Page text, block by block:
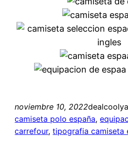
noviembre 10, 2022dealcoolya
camiseta polo españa,
carrefour, tipografia camiseta